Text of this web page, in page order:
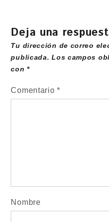
Deja una
Tu dirección de correo
publicada. Los campos
con*
Comentario*
Nombre